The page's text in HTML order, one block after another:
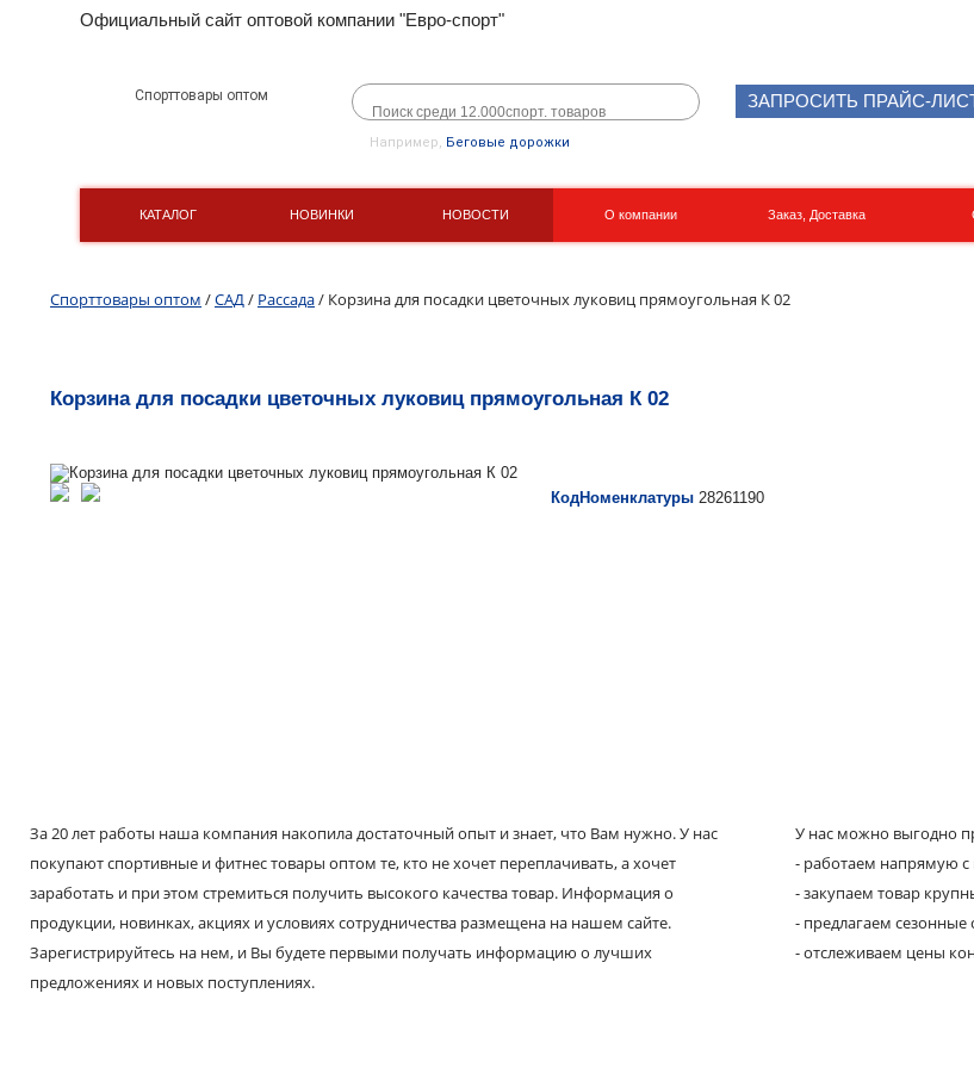
Официальный сайт оптовой компании "Евро-спорт"
Спорттовары оптом
Например, Беговые дорожки
ЗАПРОСИТЬ ПРАЙС-
КАТАЛОГ НОВИНКИ НОВОСТИ О компании Заказ, Доставка
Спорттовары оптом /САД / Рассада/ Корзина для посадки цветочных луковиц прямоугольная К 02
Корзина для посадки цветочных луковиц прямоугольная К 02
КодНоменклатуры 28261190
За 20 лет работы наша компания накопила достаточный опыт и знает, что Вам нужно. У нас
покупают спортивные и фитнес товары оптом те, кто не хочет переплачивать, а хочет
заработать и при этом стремиться получить высокого качества товар. Информация о
продукции, новинках, акциях и условиях сотрудничества размещена на нашем сайте.
Зарегистрируйтесь на нем, и Вы будете первыми получать информацию о лучших
предложениях и новых поступлениях.
У нас можно выгодно
- работаем напрямую
- закупаем товар
- предлагаем сезонные
- отслеживаем цены